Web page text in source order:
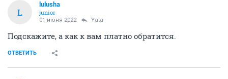
L
lulusha
junior
01 июня 2022 Yata
Подскажите, а как к вам платно обратится.
ОТВЕТИТЬ